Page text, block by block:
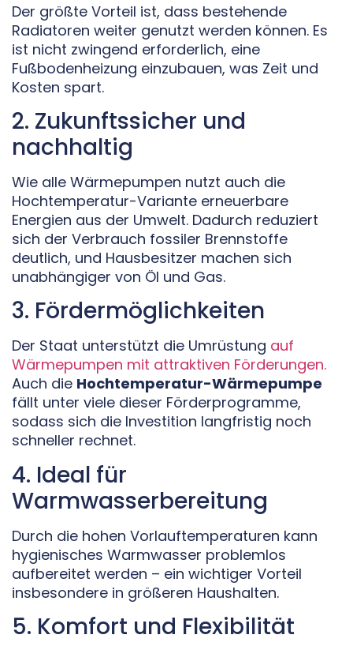
Der größte Vorteil ist, dass bestehende
Radiatoren weiter genutzt werden können. Es
ist nicht zwingend erforderlich, eine
Fußbodenheizung einzubauen, was Zeit und
Kosten spart.
2. Zukunftssicher und
nachhaltig
Wie alle Wärmepumpen nutzt auch die
Hochtemperatur-Variante erneuerbare
Energien aus der Umwelt. Dadurch reduziert
sich der Verbrauch fossiler Brennstoffe
deutlich, und Hausbesitzer machen sich
unabhängiger von Öl und Gas.
3. Fördermöglichkeiten
Der Staat unterstützt die Umrüstung auf
Wärmepumpen mit attraktiven Förderungen.
Auch die Hochtemperatur-Wärmepumpe
fällt unter viele dieser Förderprogramme,
sodass sich die Investition langfristig noch
schneller rechnet.
4. Ideal für
Warmwasserbereitung
Durch die hohen Vorlauftemperaturen kann
hygienisches Warmwasser problemlos
aufbereitet werden – ein wichtiger Vorteil
insbesondere in größeren Haushalten.
5. Komfort und Flexibilität